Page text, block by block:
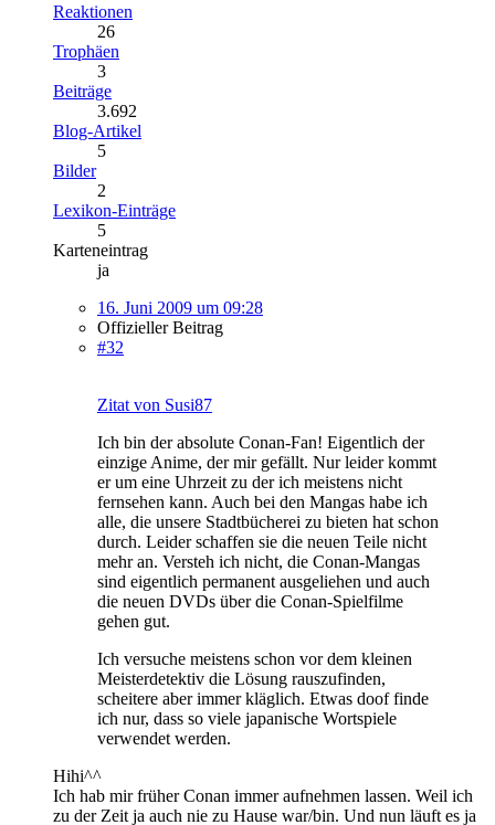
Reaktionen
26
Trophäen
3
Beiträge
3.692
Blog-Artikel
5
Bilder
2
Lexikon-Einträge
5
Karteneintrag
ja
16. Juni 2009 um 09:28
Offizieller Beitrag
#32
Zitat von Susi87
Ich bin der absolute Conan-Fan! Eigentlich der
einzige Anime, der mir gefällt. Nur leider kommt
er um eine Uhrzeit zu der ich meistens nicht
fernsehen kann. Auch bei den Mangas habe ich
alle, die unsere Stadtbücherei zu bieten hat schon
durch. Leider schaffen sie die neuen Teile nicht
mehr an. Versteh ich nicht, die Conan-Mangas
sind eigentlich permanent ausgeliehen und auch
die neuen DVDs über die Conan-Spielfilme
gehen gut.
Ich versuche meistens schon vor dem kleinen
Meisterdetektiv die Lösung rauszufinden,
scheitere aber immer kläglich. Etwas doof finde
ich nur, dass so viele japanische Wortspiele
verwendet werden.
Hihi^^
Ich hab mir früher Conan immer aufnehmen lassen. Weil ich
zu der Zeit ja auch nie zu Hause war/bin. Und nun läuft es ja